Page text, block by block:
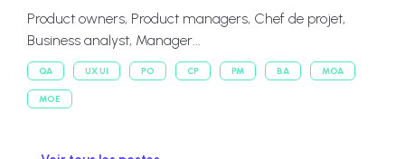
Product owners, Product managers, Chef de projet,
Business analyst, Manager...
QA UX UI PO CP PM BA MOA
MOE